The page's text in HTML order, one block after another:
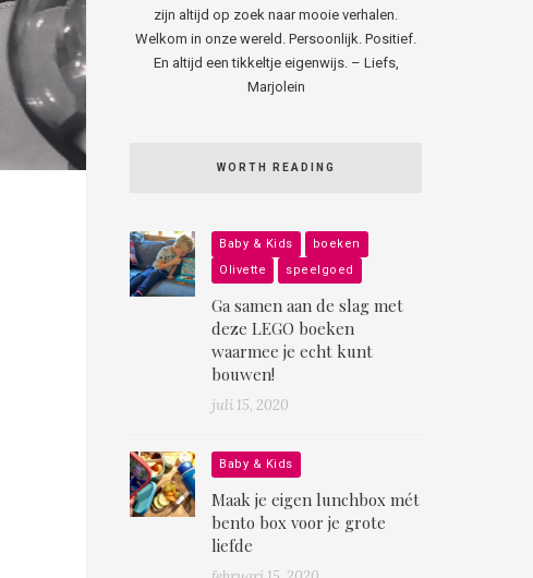
zijn altijd op zoek naar mooie verhalen.
Welkom in onze wereld. Persoonlijk. Positief.
En altijd een tikkeltje eigenwijs. – Liefs,
Marjolein
WORTH READING
Baby & Kids
boeken
Olivette
speelgoed
Ga samen aan de slag met
deze LEGO boeken
waarmee je echt kunt
bouwen!
juli 15, 2020
Baby & Kids
Maak je eigen lunchbox mét
bento box voor je grote
liefde